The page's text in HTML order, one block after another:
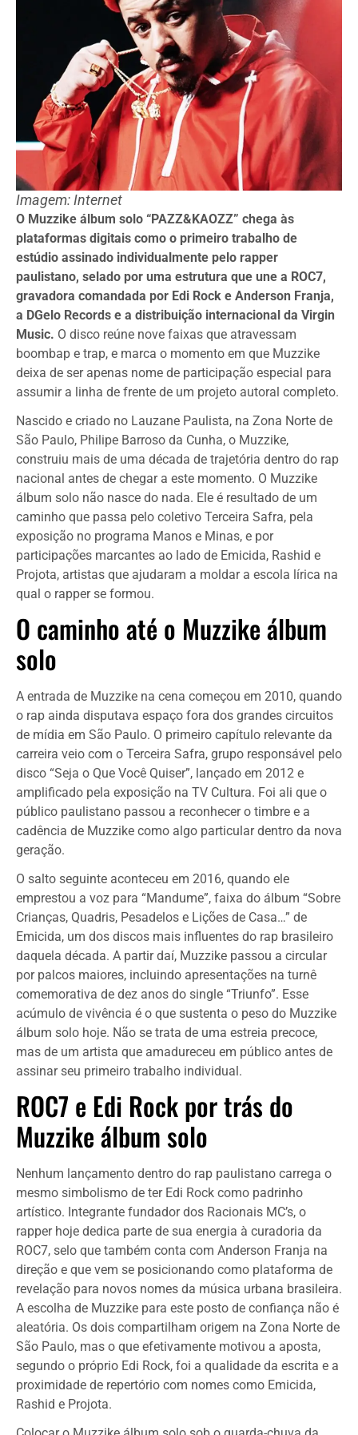
Imagem: Internet
O Muzzike álbum solo “PAZZ&KAOZZ” chega às
plataformas digitais como o primeiro trabalho de
estúdio assinado individualmente pelo rapper
paulistano, selado por uma estrutura que une a ROC7,
gravadora comandada por Edi Rock e Anderson Franja,
a DGelo Records e a distribuição internacional da Virgin
Music. O disco reúne nove faixas que atravessam
boombap e trap, e marca o momento em que Muzzike
deixa de ser apenas nome de participação especial para
assumir a linha de frente de um projeto autoral completo.
Nascido e criado no Lauzane Paulista, na Zona Norte de
São Paulo, Philipe Barroso da Cunha, o Muzzike,
construiu mais de uma década de trajetória dentro do rap
nacional antes de chegar a este momento. O Muzzike
álbum solo não nasce do nada. Ele é resultado de um
caminho que passa pelo coletivo Terceira Safra, pela
exposição no programa Manos e Minas, e por
participações marcantes ao lado de Emicida, Rashid e
Projota, artistas que ajudaram a moldar a escola lírica na
qual o rapper se formou.
O caminho até o Muzzike álbum
solo
A entrada de Muzzike na cena começou em 2010, quando
o rap ainda disputava espaço fora dos grandes circuitos
de mídia em São Paulo. O primeiro capítulo relevante da
carreira veio com o Terceira Safra, grupo responsável pelo
disco “Seja o Que Você Quiser”, lançado em 2012 e
amplificado pela exposição na TV Cultura. Foi ali que o
público paulistano passou a reconhecer o timbre e a
cadência de Muzzike como algo particular dentro da nova
geração.
O salto seguinte aconteceu em 2016, quando ele
emprestou a voz para “Mandume”, faixa do álbum “Sobre
Crianças, Quadris, Pesadelos e Lições de Casa…” de
Emicida, um dos discos mais influentes do rap brasileiro
daquela década. A partir daí, Muzzike passou a circular
por palcos maiores, incluindo apresentações na turnê
comemorativa de dez anos do single “Triunfo”. Esse
acúmulo de vivência é o que sustenta o peso do Muzzike
álbum solo hoje. Não se trata de uma estreia precoce,
mas de um artista que amadureceu em público antes de
assinar seu primeiro trabalho individual.
ROC7 e Edi Rock por trás do
Muzzike álbum solo
Nenhum lançamento dentro do rap paulistano carrega o
mesmo simbolismo de ter Edi Rock como padrinho
artístico. Integrante fundador dos Racionais MC’s, o
rapper hoje dedica parte de sua energia à curadoria da
ROC7, selo que também conta com Anderson Franja na
direção e que vem se posicionando como plataforma de
revelação para novos nomes da música urbana brasileira.
A escolha de Muzzike para este posto de confiança não é
aleatória. Os dois compartilham origem na Zona Norte de
São Paulo, mas o que efetivamente motivou a aposta,
segundo o próprio Edi Rock, foi a qualidade da escrita e a
proximidade de repertório com nomes como Emicida,
Rashid e Projota.